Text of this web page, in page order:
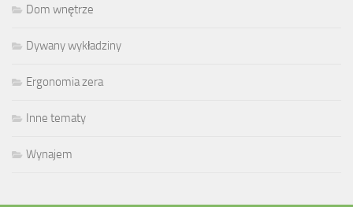
Dom wnętrze
Dywany wykładziny
Ergonomia zera
Inne tematy
Wynajem